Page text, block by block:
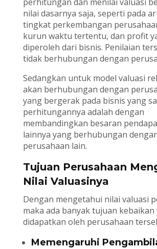
perhitungan dan menilai valuasi
nilai dasarnya saja, seperti pada
tingkat perkembangan
kurun waktu tertentu, dan profit
diperoleh dari bisnis. Penilaian
tidak berhubungan dengan
Sedangkan untuk model valuasi
akan berhubungan dengan
yang bergerak pada bisnis yang
perhitungannya adalah dengan
membandingkan besaran
lainnya yang berhubungan
perusahaan lain.
Tujuan Perusahaan
Nilai Valuasinya
Dengan mengetahui nilai valuasi
maka ada banyak tujuan kebaikan
didapatkan oleh perusahaan
Memengaruhi